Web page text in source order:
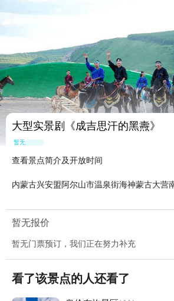
大型实景剧《成吉思汗的黑燾》
暂无点评
查看景点简介及开放时间
内蒙古兴安盟阿尔山市温泉街海神蒙古大营
暂无报价
暂无门票预订，我们正在努力补充
看了该景点的人还看了
